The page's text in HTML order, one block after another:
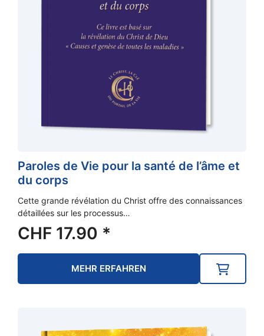
Paroles de Vie pour la santé de l’âme et
du corps
Cette grande révélation du Christ offre des connaissances
détaillées sur les processus…
CHF 17.90 *
MEHR ERFAHREN